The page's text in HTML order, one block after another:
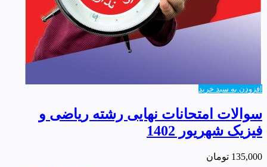
افزودن به سبد خرید
سوالات امتحانات نهایی رشته ریاضی و
فیزیک شهریور 1402
135,000 تومان